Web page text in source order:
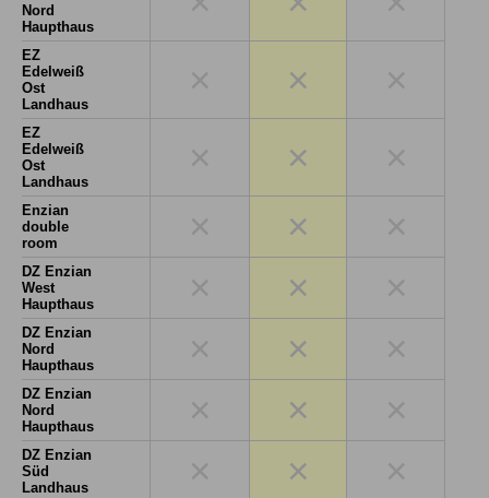
Nord
Haupthaus
EZ
Edelweiß
Ost
Landhaus
×
EZ
Edelweiß
Ost
Landhaus
×
Enzian
double
room
×
DZ Enzian
West
Haupthaus
×
DZ Enzian
Nord
Haupthaus
×
DZ Enzian
Nord
Haupthaus
×
DZ Enzian
Süd
Landhaus
×